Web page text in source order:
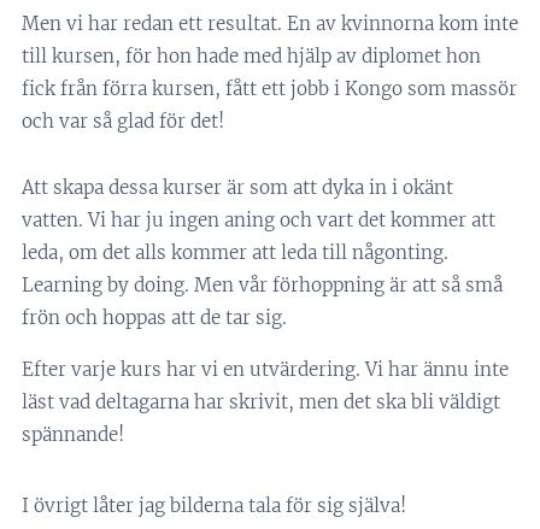
Men vi har redan ett resultat. En av kvinnorna kom inte
till kursen, för hon hade med hjälp av diplomet hon
fick från förra kursen, fått ett jobb i Kongo som massör
och var så glad för det!
Att skapa dessa kurser är som att dyka in i okänt
vatten. Vi har ju ingen aning och vart det kommer att
leda, om det alls kommer att leda till någonting.
Learning by doing. Men vår förhoppning är att så små
frön och hoppas att de tar sig.
Efter varje kurs har vi en utvärdering. Vi har ännu inte
läst vad deltagarna har skrivit, men det ska bli väldigt
spännande!
I övrigt låter jag bilderna tala för sig själva!